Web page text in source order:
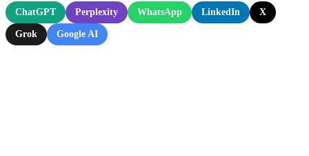
ChatGPT Perplexity WhatsApp LinkedIn X
Grok Google AI